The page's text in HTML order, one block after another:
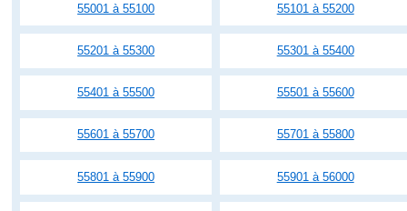
55001 à 55100 55101 à 55200
55201 à 55300 55301 à 55400
55401 à 55500 55501 à 55600
55601 à 55700 55701 à 55800
55801 à 55900 55901 à 56000